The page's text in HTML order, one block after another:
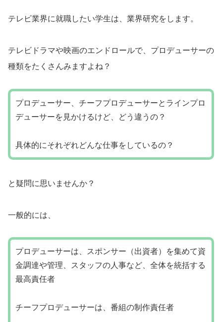
テレビ業界に就職したい学生は、業界研究をします。
テレビドラマや映画のエンドロールで、プロデューサーの
種類をたくさんみますよね？
プロデューサー、チーフプロデューサーとラインプロ
デューサーを見かけるけど、どう違うの？
具体的にそれぞれどんな仕事をしているの？
と疑問に思いませんか？
一般的には、
プロデューサーは、スポンサー（出資者）を集めて資
金調達や管理、スタッフの人事など、全体を統括する
最高責任者
チーフプロデューサーは、番組の制作責任者